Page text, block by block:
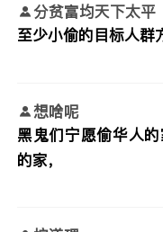
分贫富均天下太平
至少小偷的目标人群
想啥呢
黑鬼们宁愿偷华人
的家，